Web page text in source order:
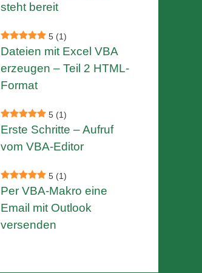
steht bereit
5 (1)
Dateien mit Excel VBA
erzeugen – Teil 2 HTML-
Format
5 (1)
Erste Schritte – Aufruf
vom VBA-Editor
5 (1)
Per VBA-Makro eine
Email mit Outlook
versenden